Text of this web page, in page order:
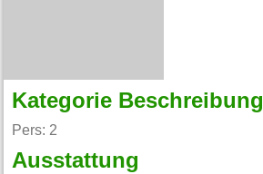
Kategorie Beschreibung
Pers: 2
Ausstattung